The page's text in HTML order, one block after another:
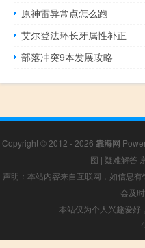
原神雷异常点怎么跑
艾尔登法环长牙属性补正
部落冲突9本发展攻略
Copyright © 2012 - 2026 靠海网
图 | 疑难解答
声明：本站内容来自互联网，如信息
会及
本站仅为个人兴趣爱好